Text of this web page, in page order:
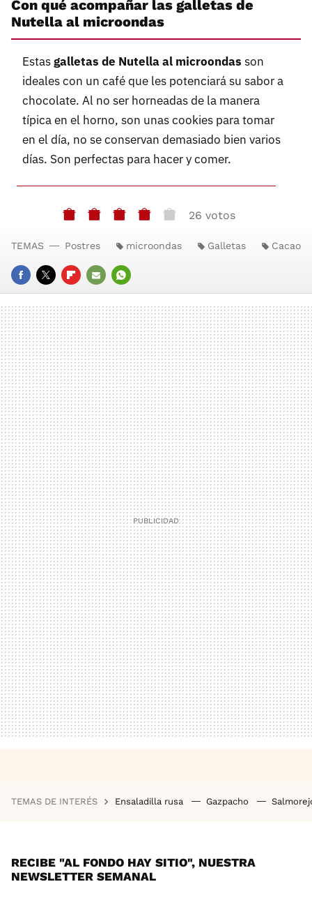
Con qué acompañar las galletas de
Nutella al microondas
Estasgalletas de Nutella al microondas son
ideales con un café que les potenciará su sabor a
chocolate. Al no ser horneadas de la manera
típica en el horno, son unas cookies para tomar
en el día, no se conservan demasiado bien varios
días. Son perfectas para hacer y comer.
26 votos
FACEBOOK
TWITTERFLIPBOARD
E-
MAIL
WHATSAPP
TEMAS Postres microondas Galletas Cacao
TEMAS DE INTERÉS Ensaladilla rusa Gazpacho
RECIBE "AL FONDO HAY SITIO", NUESTRA
NEWSLETTER SEMANAL